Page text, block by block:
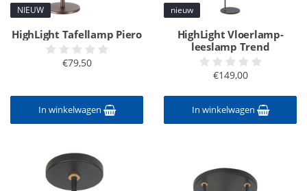
NIEUW
HighLight Tafellamp Piero
€79,50
In winkelwagen
nieuw
HighLight Vloerlamp-
leeslamp Trend
€149,00
In winkelwagen